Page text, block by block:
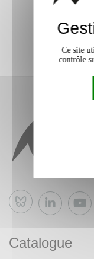
Bluesky
Catalogue
Ce site
contrôle